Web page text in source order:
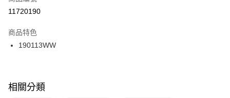
１．於結帳方式選擇「AFTEE先享後付」後，將跳轉至「AFTEE先享後付」
２．訂單成立數日內，您將收到繳費通知簡訊。
３．收到繳費通知簡訊後14天內，點擊此簡訊中的連結，可透過四大超商／
ATM／網路銀行／等多元方式進行付款，方視為交易完成。
※ 交易是否成功請以「AFTEE先享後付 」之結帳頁面顯示為準，若有關於
是否繳費成功／繳費後需取消欲退款等相關疑問，請聯繫「AFTEE先享後付
每筆NT$100，滿NT$1,500(含以上)免運費
付款後門市自取
每筆NT$100，滿NT$1,500(含以上)免運費
11720190
商品特色
190113WW
相關分類